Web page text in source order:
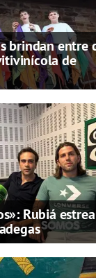
brindan entre
de
Rubiá